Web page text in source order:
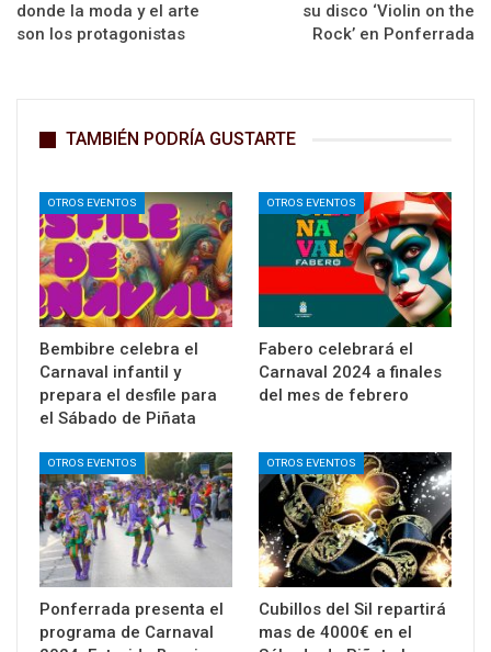
donde la moda y el arte
son los protagonistas
su disco ‘Violin on the
Rock’ en Ponferrada
TAMBIÉN PODRÍA GUSTARTE
OTROS EVENTOS
Bembibre celebra el
Carnaval infantil y
prepara el desfile para
el Sábado de Piñata
OTROS EVENTOS
Fabero celebrará el
Carnaval 2024 a finales
del mes de febrero
OTROS EVENTOS
Ponferrada presenta el
programa de Carnaval
OTROS EVENTOS
Cubillos del Sil repartirá
mas de 4000€ en el